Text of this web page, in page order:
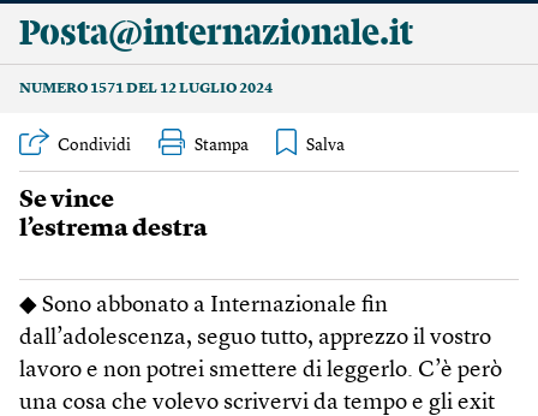
Posta@internazionale.it
NUMERO 1571 DEL 12 LUGLIO 2024
Condividi Stampa
Se vince
l’estrema destra
◆ Sono abbonato a Internazionale fin
dall’adolescenza, seguo tutto, apprezzo il vostro
lavoro e non potrei smettere di leggerlo. C’è però
una cosa che volevo scrivervi da tempo e gli exit